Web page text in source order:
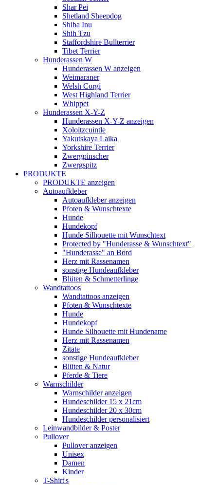
Shar Pei
Shetland Sheepdog
Shiba Inu
Shih Tzu
Staffordshire Bullterrier
Tibet Terrier
Hunderassen W
Hunderassen W anzeigen
Weimaraner
Welsh Corgi
West Highland Terrier
Whippet
Hunderassen X-Y-Z
Hunderassen X-Y-Z anzeigen
Xoloitzcuintle
Yakutskaya Laika
Yorkshire Terrier
Zwergpinscher
Zwergspitz
PRODUKTE
PRODUKTE anzeigen
Autoaufkleber
Autoaufkleber anzeigen
Pfoten & Wunschtexte
Hunde
Hundekopf
Hunde Silhouette mit Wunschtext
Protected by "Hunderasse & Wunschtext"
"Hunderasse" an Bord
Herz mit Rassenamen
sonstige Hundeaufkleber
Blüten & Schmetterlinge
Wandtattoos
Wandtattoos anzeigen
Pfoten & Wunschtexte
Hunde
Hundekopf
Hunde Silhouette mit Hundename
Herz mit Rassenamen
Zitate
sonstige Hundeaufkleber
Blüten & Natur
Pferde & Tiere
Warnschilder
Warnschilder anzeigen
Hundeschilder 15 x 21cm
Hundeschilder 20 x 30cm
Hundeschilder personalisiert
Leinwandbilder & Poster
Pullover
Pullover anzeigen
Unisex
Damen
Kinder
T-Shirt's